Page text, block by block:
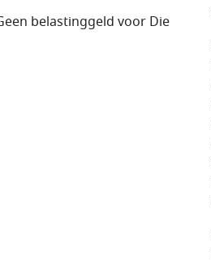
belastinggeld voor Die